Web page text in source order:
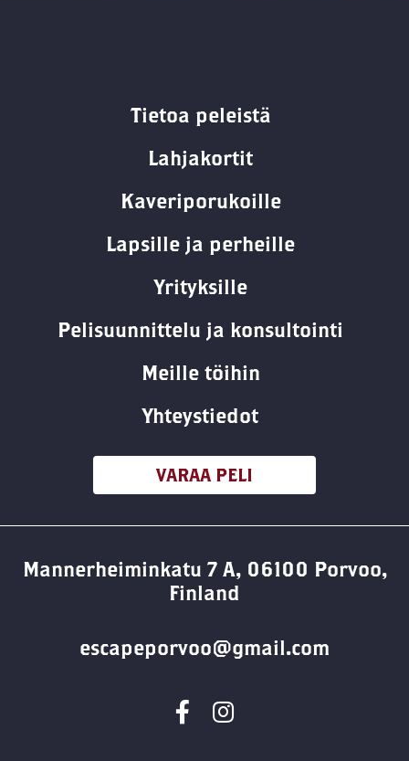
Tietoa peleistä
Lahjakortit
Kaveriporukoille
Lapsille ja perheille
Yrityksille
Pelisuunnittelu ja konsultointi
Meille töihin
Yhteystiedot
VARAA PELI
Mannerheiminkatu 7 A, 06100 Porvoo,
Finland
escapeporvoo@gmail.com